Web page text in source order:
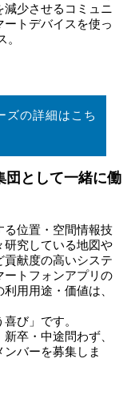
少させるコミュニ
トデバイスを使っ
ズの詳細はこち
団として一緒に働
る位置・空間情報技
研究している地図や
献度の高いシステ
ートフォンアプリの
用用途・価値は、
び」です。
卒・中途問わず、
バーを募集しま